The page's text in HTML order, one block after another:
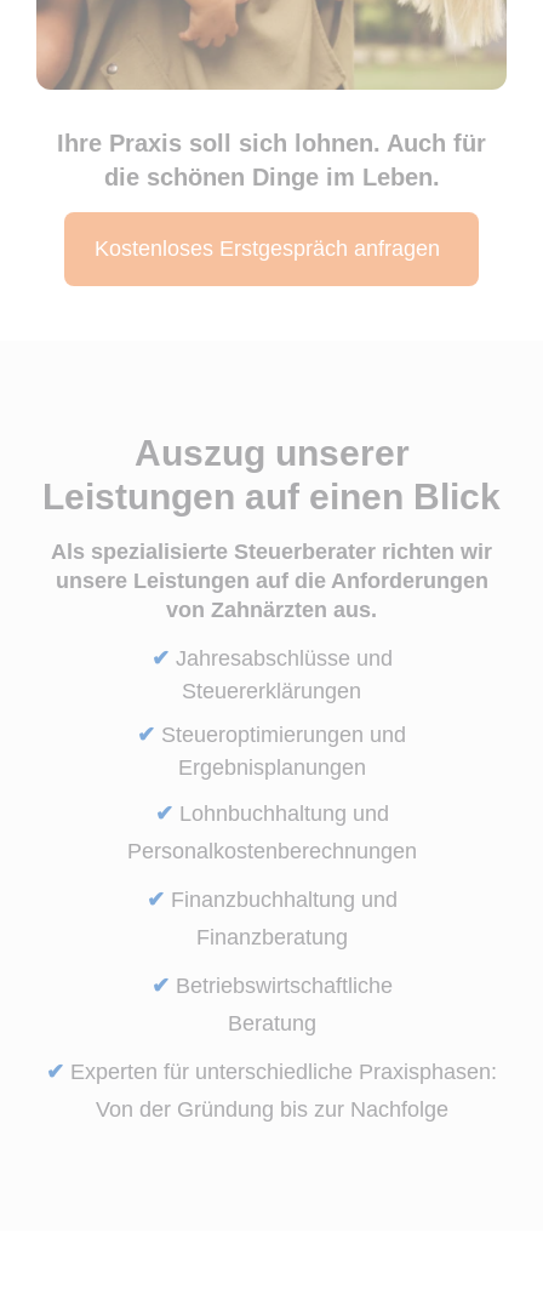
Ihre Praxis soll sich lohnen. Auch für
die schönen Dinge im Leben.
Kostenloses Erstgespräch anfragen
Auszug unserer
Leistungen auf einen Blick
Als spezialisierte Steuerberater richten wir
unsere Leistungen auf die Anforderungen
von Zahnärzten aus.
✔ Jahresabschlüsse und
Steuererklärungen
✔ Steueroptimierungen und
Ergebnisplanungen
✔ Lohnbuchhaltung und
Personalkostenberechnungen
✔ Finanzbuchhaltung und
Finanzberatung
✔ Betriebswirtschaftliche
Beratung
✔ Experten für unterschiedliche Praxisphasen:
Von der Gründung bis zur Nachfolge